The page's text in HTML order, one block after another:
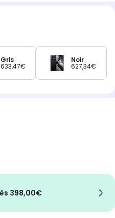
Gris
633,47€
Noir
627,34€
dès 398,00€